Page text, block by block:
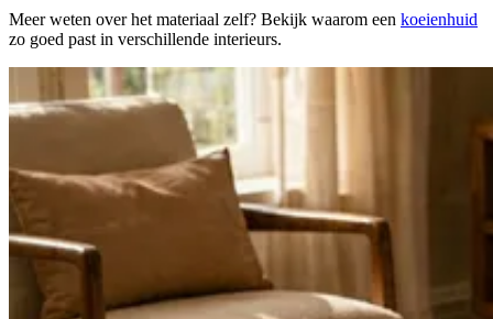
Meer weten over het materiaal zelf? Bekijk waarom een koeienhuid
zo goed past in verschillende interieurs.